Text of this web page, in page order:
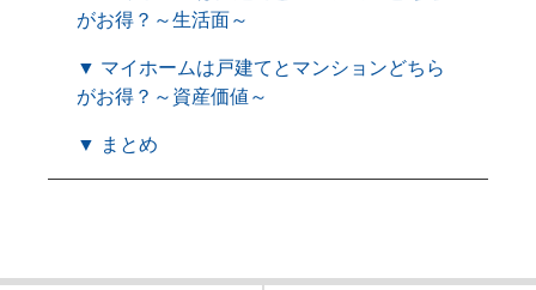
がお得？～生活面～
▼ マイホームは戸建てとマンションどちら
がお得？～資産価値～
▼ まとめ